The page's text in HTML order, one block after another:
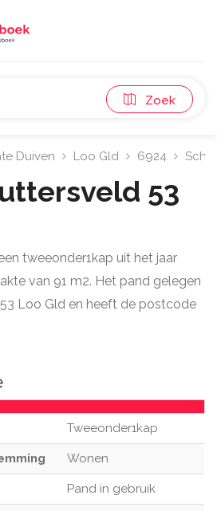
Zoek
Duiven Loo Gld 6924
53
tweeonder1kap uit het jaar
van 91 m2. Het pand gelegen
Loo Gld en heeft de postcode
Tweeonder1kap
Wonen
Pand in gebruik